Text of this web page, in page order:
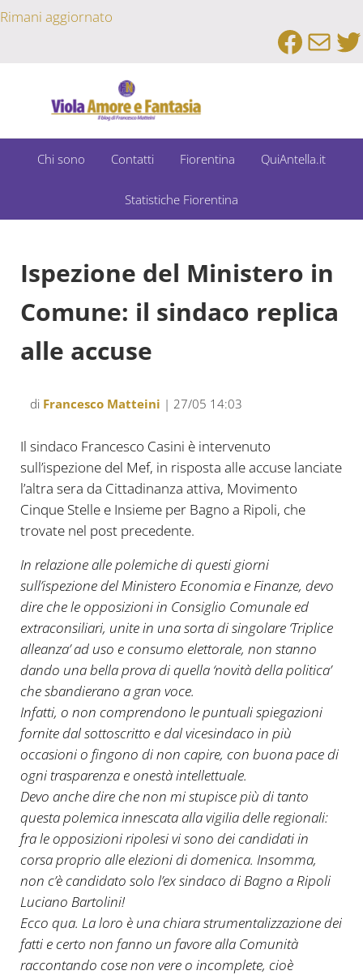
Passa al contenuto principale
Skip to after header navigation
Skip to site footer
Rimani aggiornato
Viola Amore e Fantasia
Chi sono Contatti Fiorentina QuiAntella.it
Statistiche Fiorentina
Ispezione del Ministero in
Comune: il sindaco replica
alle accuse
di Francesco Matteini | 27/05 14:03
Il sindaco Francesco Casini è intervenuto
sull’ispezione del Mef, in risposta alle accuse lanciate
l’altra sera da Cittadinanza attiva, Movimento
Cinque Stelle e Insieme per Bagno a Ripoli, che
trovate nel post precedente.
In relazione alle polemiche di questi giorni
sull’ispezione del Ministero Economia e Finanze, devo
dire che le opposizioni in Consiglio Comunale ed
extraconsiliari, unite in una sorta di singolare ‘Triplice
alleanza’ ad uso e consumo elettorale, non stanno
dando una bella prova di quella ‘novità della politica’
che sbandierano a gran voce.
Infatti, o non comprendono le puntuali spiegazioni
fornite dal sottoscritto e dal vicesindaco in più
occasioni o fingono di non capire, con buona pace di
ogni trasparenza e onestà intellettuale.
Devo anche dire che non mi stupisce più di tanto
questa polemica innescata alla vigilia delle regionali:
fra le opposizioni ripolesi vi sono dei candidati in
corsa proprio alle elezioni di domenica. Insomma,
non c’è candidato solo l’ex sindaco di Bagno a Ripoli
Luciano Bartolini!
Ecco qua. La loro è una chiara strumentalizzazione dei
fatti e certo non fanno un favore alla Comunità
raccontando cose non vere o incomplete, cioè